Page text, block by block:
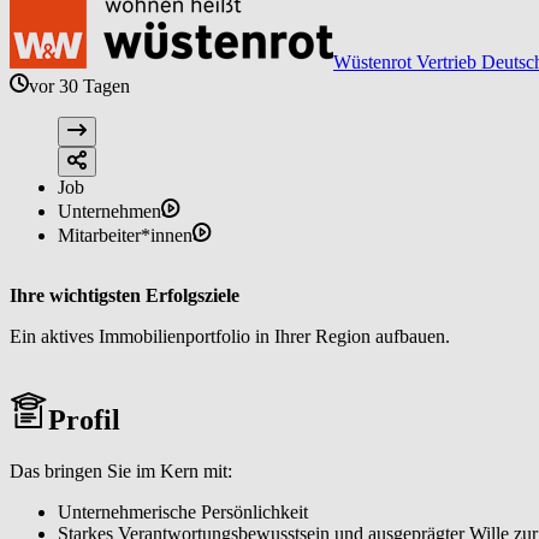
Wüstenrot Vertrieb
vor 30 Tagen
Job
Unternehmen
Mitarbeiter*innen
Ihre wichtigsten Erfolgsziele
Ein aktives Immobilienportfolio in Ihrer Region aufbauen.
Profil
Das bringen Sie im Kern mit:
Unternehmerische Persönlichkeit
Starkes Verantwortungsbewusstsein und ausgeprägter Wille